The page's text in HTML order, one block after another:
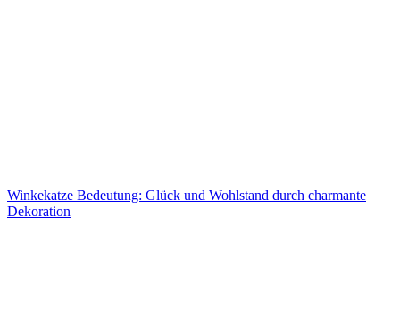
Winkekatze Bedeutung: Glück und Wohlstand durch charmante
Dekoration